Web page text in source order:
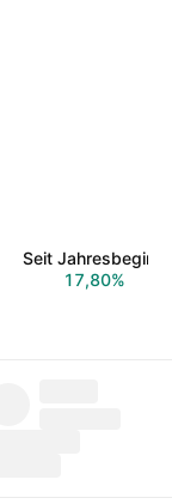
Seit Jahresbeginn
17,80%